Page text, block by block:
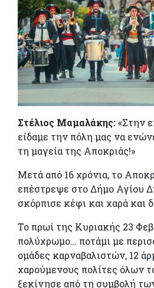
Στέλιος Μαμαλάκης:«Στην
είδαμε την πόλη μας να
τη μαγεία της Αποκριάς!»
Μετά από 16 χρόνια, το
επέστρεψε στο Δήμο Αγίου
σκόρπισε κέφι και χαρά και
Το πρωί της Κυριακής 23
πολύχρωμο… ποτάμι με
ομάδες καρναβαλιστών, 12
χαρούμενους πολίτες όλων
ξεκίνησε από τη συμβολή